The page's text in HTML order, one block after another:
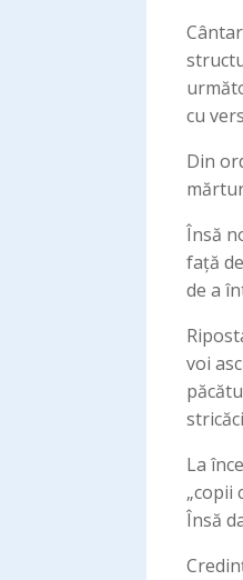
cu
Din
Însă
față
de a
voi
La
„copii
Însă